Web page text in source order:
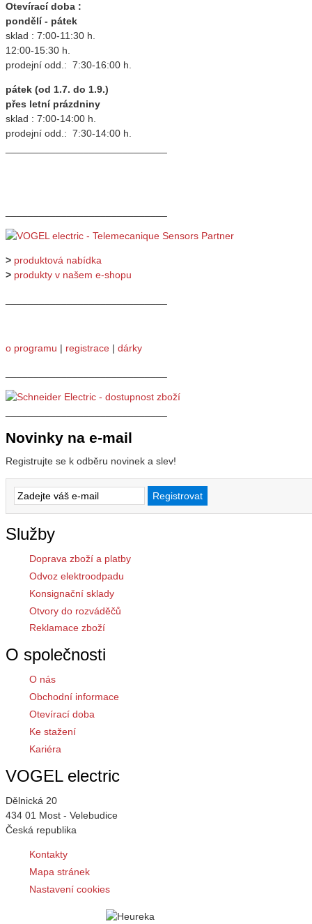
Otevírací doba :
pondělí - pátek
sklad : 7:00-11:30 h.
12:00-15:30 h.
prodejní odd.: 7:30-16:00 h.
pátek (od 1.7. do 1.9.)
přes letní prázdniny
sklad : 7:00-14:00 h.
prodejní odd.: 7:30-14:00 h.
> produktová nabídka
> produkty v našem e-shopu
o programu | registrace | dárky
Novinky na e-mail
Registrujte se k odběru novinek a slev!
Služby
Doprava zboží a platby
Odvoz elektroodpadu
Konsignační sklady
Otvory do rozváděčů
Reklamace zboží
O společnosti
O nás
Obchodní informace
Otevírací doba
Ke stažení
Kariéra
VOGEL electric
Dělnická 20
434 01 Most - Velebudice
Česká republika
Kontakty
Mapa stránek
Nastavení cookies